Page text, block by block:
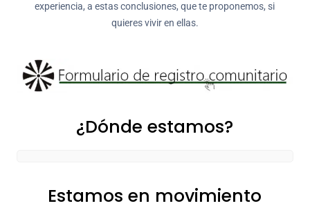
experiencia, a estas conclusiones, que te proponemos, si
quieres vivir en ellas.
¿Dónde estamos?
Estamos en movimiento